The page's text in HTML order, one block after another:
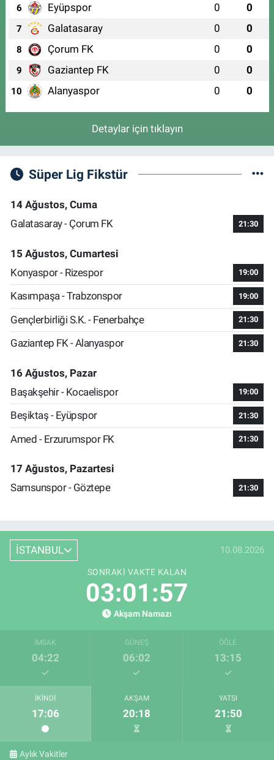
6 Eyüpspor 0 0
7 Galatasaray 0 0
8 Çorum FK 0 0
9 Gaziantep FK 0 0
10 Alanyaspor 0 0
Detaylar için tıklayın
Süper Lig Fikstür
14 Ağustos, Cuma
Galatasaray - Çorum FK
21:30
15 Ağustos, Cumartesi
Konyaspor - Rizespor
19:00
Kasımpaşa - Trabzonspor 19:00
Gençlerbirliği S.K. - Fenerbahçe 21:30
Gaziantep FK - Alanyaspor 21:30
16 Ağustos, Pazar
Başakşehir - Kocaelispor
19:00
Beşiktaş - Eyüpspor 21:30
Amed - Erzurumspor FK 21:30
17 Ağustos, Pazartesi
Samsunspor - Göztepe
21:30
İSTANBUL 10.08.2026
SONRAKI VAKTE KALAN
03:01:56
Akşam Namazı
İMSAK
04:22
GÜNEŞ
06:02
ÖĞLE
13:15
İKINDI
17:06
AKŞAM
20:18
YATSI
21:50
Aylık Vakitler